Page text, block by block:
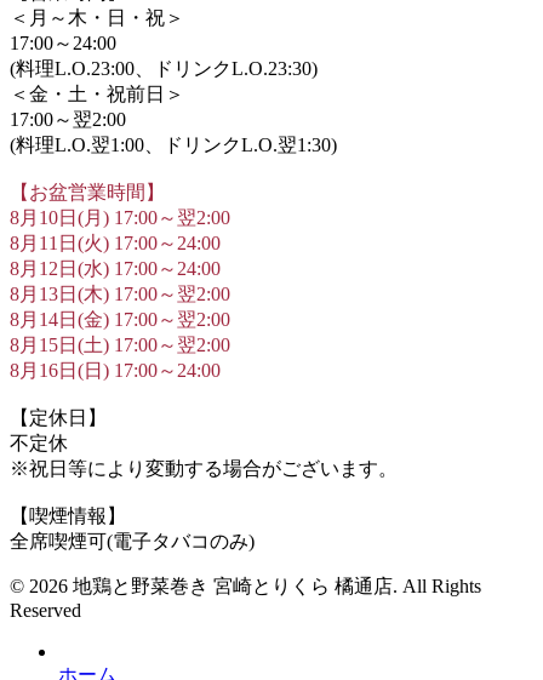
＜月～木・日・祝＞
17:00～24:00
(料理L.O.23:00、ドリンクL.O.23:30)
＜金・土・祝前日＞
17:00～翌2:00
(料理L.O.翌1:00、ドリンクL.O.翌1:30)
【お盆営業時間】
8月10日(月) 17:00～翌2:00
8月11日(火) 17:00～24:00
8月12日(水) 17:00～24:00
8月13日(木) 17:00～翌2:00
8月14日(金) 17:00～翌2:00
8月15日(土) 17:00～翌2:00
8月16日(日) 17:00～24:00
【定休日】
不定休
※祝日等により変動する場合がございます。
【喫煙情報】
全席喫煙可(電子タバコのみ)
© 2026 地鶏と野菜巻き 宮崎とりくら 橘通店. All Rights
Reserved
ホーム